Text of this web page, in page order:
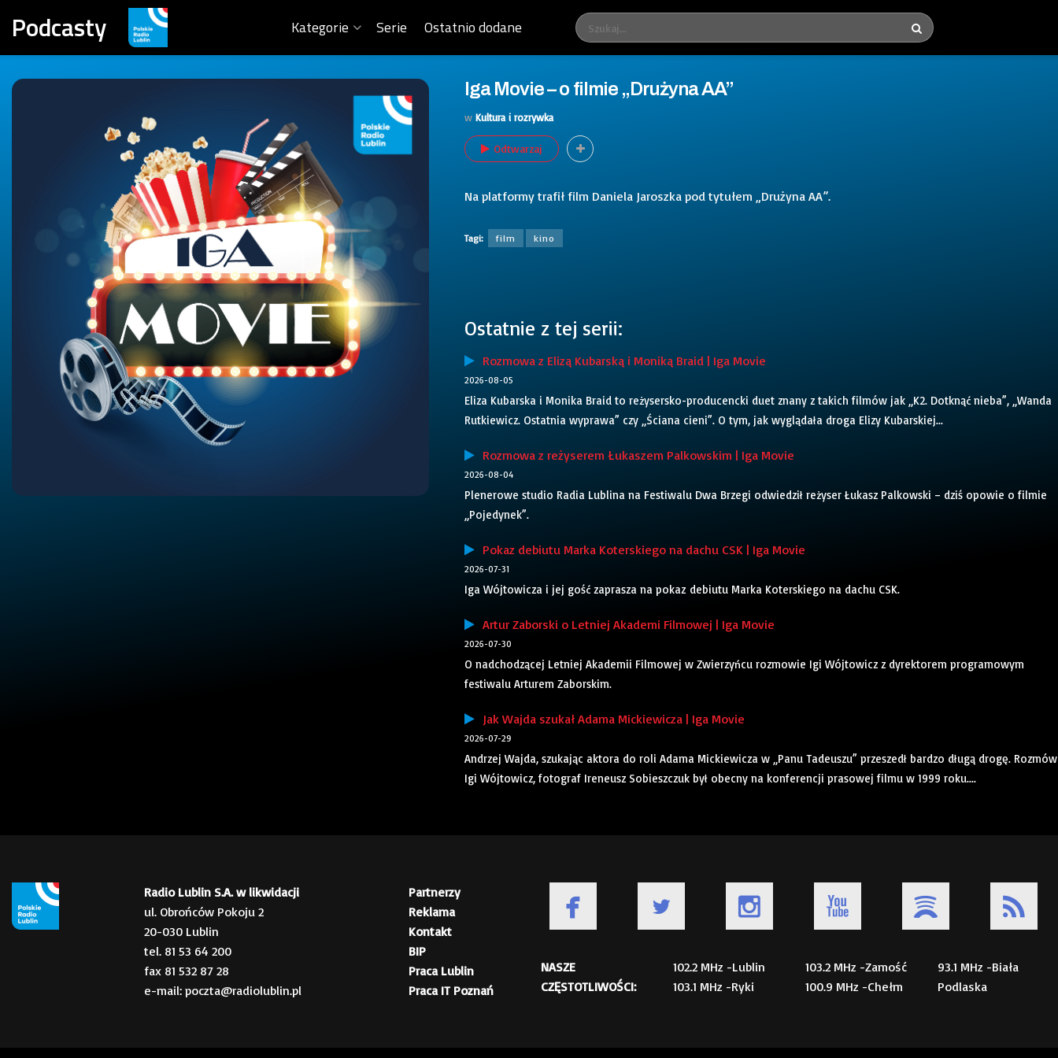
Podcasty Kategorie Serie Ostatnio dodane
Iga Movie – o filmie „Drużyna AA”
w Kultura i rozrywka
Odtwarzaj
Na platformy trafił film Daniela Jaroszka pod tytułem „Drużyna AA”.
Tagi: film kino
Ostatnie z tej serii:
Rozmowa z Elizą Kubarską i Moniką Braid | Iga Movie
2026-08-05
Eliza Kubarska i Monika Braid to reżysersko-producencki duet znany z takich filmów jak „K2. Dotknąć nieba”, „Wanda
Rutkiewicz. Ostatnia wyprawa” czy „Ściana cieni”. O tym, jak wyglądała droga Elizy Kubarskiej...
Rozmowa z reżyserem Łukaszem Palkowskim | Iga Movie
2026-08-04
Plenerowe studio Radia Lublina na Festiwalu Dwa Brzegi odwiedził reżyser Łukasz Palkowski – dziś opowie o filmie
„Pojedynek”.
Pokaz debiutu Marka Koterskiego na dachu CSK | Iga Movie
2026-07-31
Iga Wójtowicza i jej gość zaprasza na pokaz debiutu Marka Koterskiego na dachu CSK.
Artur Zaborski o Letniej Akademi Filmowej | Iga Movie
2026-07-30
O nadchodzącej Letniej Akademii Filmowej w Zwierzyńcu rozmowie Igi Wójtowicz z dyrektorem programowym
festiwalu Arturem Zaborskim.
Jak Wajda szukał Adama Mickiewicza | Iga Movie
2026-07-29
Andrzej Wajda, szukając aktora do roli Adama Mickiewicza w „Panu Tadeuszu” przeszedł bardzo długą drogę.
Igi Wójtowicz, fotograf Ireneusz Sobieszczuk był obecny na konferencji prasowej filmu w 1999 roku....
Radio Lublin S.A. w likwidacji
ul. Obrońców Pokoju 2
20-030 Lublin
tel. 81 53 64 200
fax 81 532 87 28
e-mail: poczta@radiolublin.pl
Partnerzy
Reklama
Kontakt
BIP
Praca Lublin
Praca IT Poznań
NASZE
CZĘSTOTLIWOŚCI:
102.2 MHz -Lublin
103.1 MHz -Ryki
103.2 MHz -Zamość
100.9 MHz -Chełm
93.1 MHz -Biała
Podlaska